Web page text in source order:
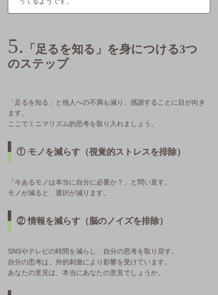
「足るを知る」を身につける3つ
のステップ
「足るを知る」と他人への不満も減り、感謝することに目が向き
ます。
ここでミニマリズム的思考を取り入れましょう。
① モノを減らす（視覚的ストレスを排除）
「今あるモノは本当に自分に必要か？」と問い直す。
モノが減ると、選択が減ります。
② 情報を減らす（脳のノイズを排除）
SNSやテレビの時間を減らし、自分の思考を取り戻す。
自分の思考は、外的刺激により影響を受けています。
あなたの意見は、本当にあなたの意見でしょうか。